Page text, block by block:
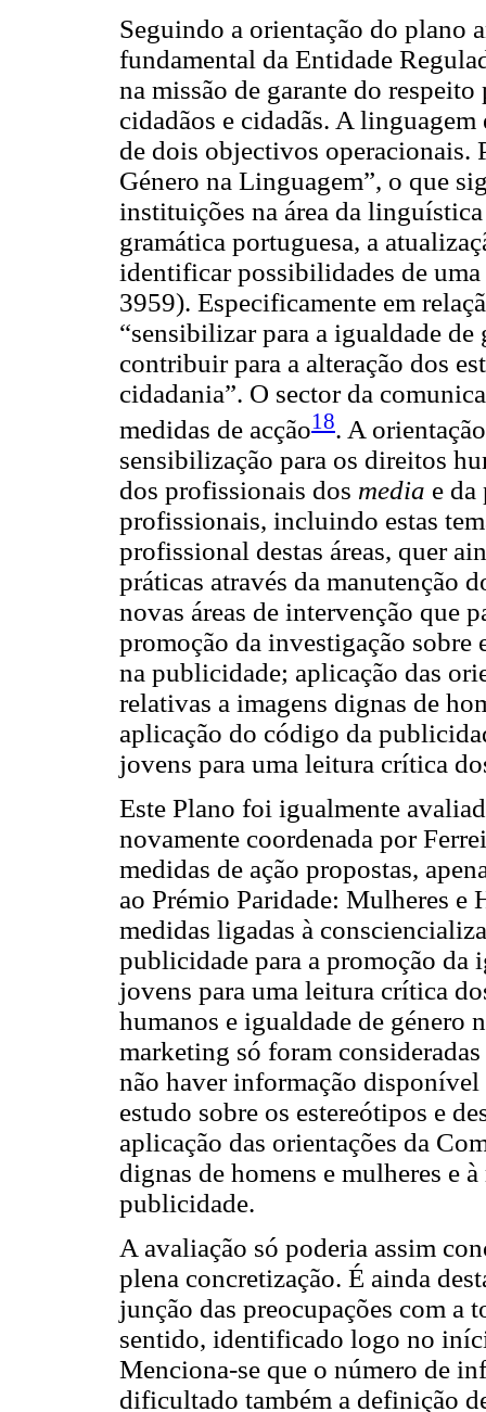
Seguindo a orientação do plano
fundamental da Entidade
na missão de garante do
cidadãos e cidadãs. A
de dois objectivos operacionais.
Género na Linguagem”, o que
instituições na área da
gramática portuguesa, a
identificar possibilidades de
3959). Especificamente em
“sensibilizar para a igualdade de
contribuir para a alteração dos
cidadania”. O sector da
medidas de acção18. A
sensibilização para os direitos
dos profissionais dos media e
profissionais, incluindo estas
profissional destas áreas, quer
práticas através da manutenção
novas áreas de intervenção que
promoção da investigação
na publicidade; aplicação das
relativas a imagens dignas de
aplicação do código da
jovens para uma leitura crítica
Este Plano foi igualmente
novamente coordenada por
medidas de ação propostas,
ao Prémio Paridade: Mulheres e
medidas ligadas à
publicidade para a promoção da
jovens para uma leitura crítica
humanos e igualdade de género
marketing só foram
não haver informação disponível
estudo sobre os estereótipos e
aplicação das orientações da
dignas de homens e mulheres e
publicidade.
A avaliação só poderia assim
plena concretização. É ainda
junção das preocupações com a
sentido, identificado logo no
Menciona-se que o número de
dificultado também a definição